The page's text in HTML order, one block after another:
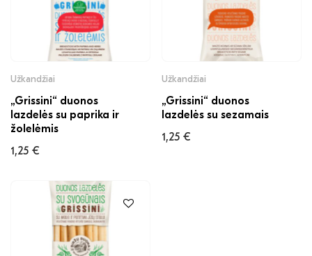
Užkandžiai
„Grissini“ duonos
lazdelės su paprika ir
žolelėmis
1,25 €
Užkandžiai
„Grissini“ duonos
lazdelės su sezamais
1,25 €